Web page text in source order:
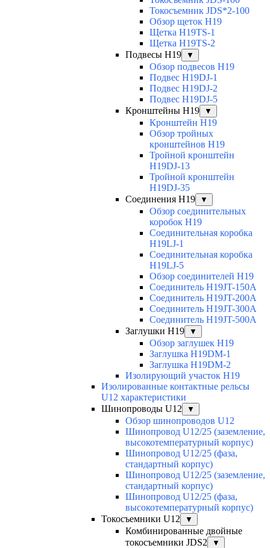
Токосъемник JDS*2-100
Обзор щеток H19
Щетка H19TS-1
Щетка H19TS-2
Подвесы H19
▼
Обзор подвесов H19
Подвес H19DJ-1
Подвес H19DJ-2
Подвес H19DJ-5
Кронштейны H19
▼
Кронштейн H19
Обзор тройных
кронштейнов H19
Тройной кронштейн
H19DJ-13
Тройной кронштейн
H19DJ-35
Соединения H19
▼
Обзор соединительных
коробок H19
Соединительная коробка
H19LJ-1
Соединительная коробка
H19LJ-5
Обзор соединителей H19
Соединитель H19JT-150A
Соединитель H19JT-200A
Соединитель H19JT-300A
Соединитель H19JT-500A
Заглушки H19
▼
Обзор заглушек H19
Заглушка H19DM-1
Заглушка H19DM-2
Изолирующий участок H19
Изолированные контактные рельсы
U12 характеристики
Шинопроводы U12
▼
Обзор шинопроводов U12
Шинопровод U12/25 (заземление,
высокотемпературный корпус)
Шинопровод U12/25 (фаза,
стандартный корпус)
Шинопровод U12/25 (заземление,
стандартный корпус)
Шинопровод U12/25 (фаза,
высокотемпературный корпус)
Токосъемники U12
▼
Комбинированные двойные
токосъемники JDS2
▼